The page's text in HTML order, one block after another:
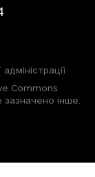
Commons
інше.